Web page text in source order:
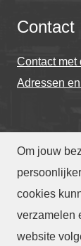
Om jouw
cookies
verzamelen
website
Contact
Contact met
Adressen
©
Translate